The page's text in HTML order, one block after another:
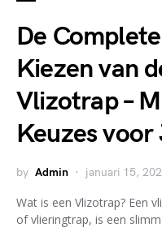
De
Kiezen van
Vlizotrap –
Keuzes
by Admin januari 15,
Wat is een Vlizotrap? Een
of vlieringtrap, is een